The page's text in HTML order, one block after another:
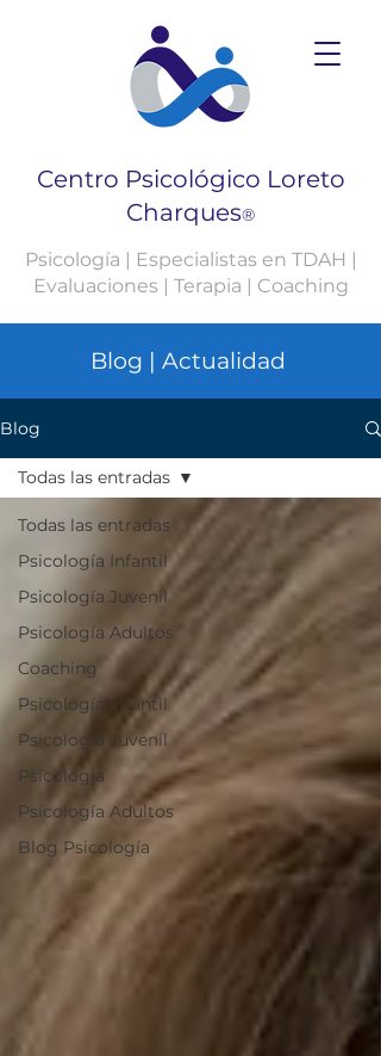
Centro Psicológico Loreto
Charques®
Psicología | Especialistas en TDAH |
Evaluaciones | Terapia | Coaching
Blog | Actualidad
Blog
Todas las entradas
Psicología Infantil
Psicología Juvenil
Psicología Adultos
Coaching
Psicología Infantil
Psicología Juvenil
Psicología
Psicología Adultos
Blog Psicología
Todas las entradas